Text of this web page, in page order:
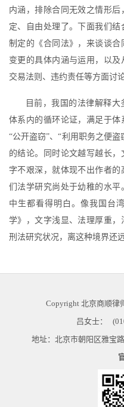
内涵，排除合同无效之情形
定、自由处理了。下面我们
制定的《合同法》，来谈谈合
变更的具体内涵与运用，以及
交易法则、违约责任等方面讨
目前，我国的法律解释
体系内的循环论证，满足于
“公开盗窃”、“利用职务之便
的结论。同时论文越写越长
字不艰深，就体现不出作者
们法学研究尚处于幼稚的水
中生都看得明白。像我国台
学》，文字浅显、法理厚重
刑法研究状况，离这种境界还
Copyright 北京商顺律
吕女士：
地址：北京市朝阳区雅宝